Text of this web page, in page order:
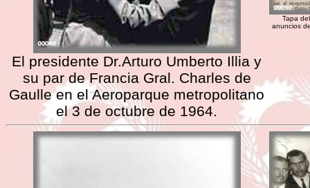
El presidente Dr.Arturo Umberto Illia y
su par de Francia Gral. Charles de
Gaulle en el Aeroparque metropolitano
el 3 de octubre de 1964.
Tapa
anuncios